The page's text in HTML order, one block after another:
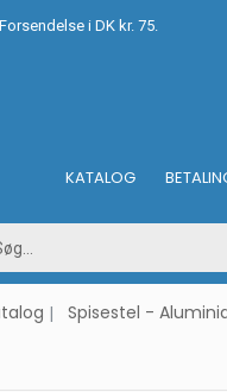
Forsendelse i DK kr. 75.
KATALOG
Spisestel -